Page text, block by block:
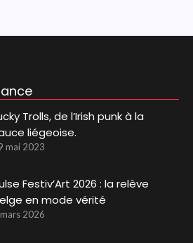
Trolls, de l’Irish punk à la
liégeoise.
mai 2023
Festiv’Art 2026 : la relève
en mode vérité
2026